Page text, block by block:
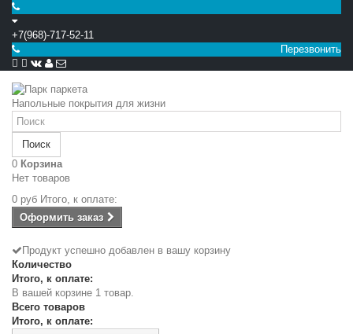
+7(968)-717-52-11
Перезвонить
 
Напольные покрытия для жизни
Поиск
0 Корзина
Нет товаров
0 руб Итого, к оплате:
Оформить заказ
Продукт успешно добавлен в вашу корзину
Количество
Итого, к оплате:
В вашей корзине 1 товар.
Всего товаров
Итого, к оплате: